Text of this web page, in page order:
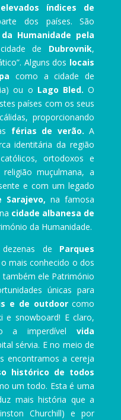
elevados índices de
dos países. São
Humanidade pela
de Dubrovnik,
Alguns dos locais
como a cidade de
ou o Lago Bled.O
países com os seus
proporcionando
férias de verão.A
identitária da região
ortodoxos e
muçulmana, a
e com um legado
Sarajevo,na famosa
cidade albanesa de
da Humanidade.
de Parques
mais conhecido o dos
também ele Património
únicas para
e de outdoorcomo
e snowboard! E claro,
a imperdívelvida
sérvia. E no meio de
encontramos a cereja
histórico de todos
um todo. Esta é uma
mais história que a
Churchill) e por